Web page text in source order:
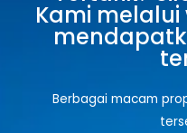
Kami
Berbagai macam